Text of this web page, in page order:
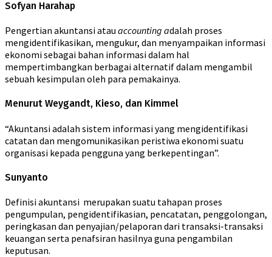
Sofyan Harahap
Pengertian akuntansi atau accounting adalah proses
mengidentifikasikan, mengukur, dan menyampaikan informasi
ekonomi sebagai bahan informasi dalam hal
mempertimbangkan berbagai alternatif dalam mengambil
sebuah kesimpulan oleh para pemakainya.
Menurut Weygandt, Kieso, dan Kimmel
“Akuntansi adalah sistem informasi yang mengidentifikasi
catatan dan mengomunikasikan peristiwa ekonomi suatu
organisasi kepada pengguna yang berkepentingan”.
Sunyanto
Definisi akuntansi merupakan suatu tahapan proses
pengumpulan, pengidentifikasian, pencatatan, penggolongan,
peringkasan dan penyajian/pelaporan dari transaksi-transaksi
keuangan serta penafsiran hasilnya guna pengambilan
keputusan.